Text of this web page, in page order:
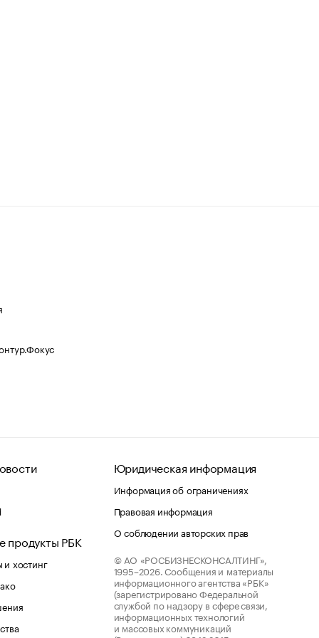
продукты РБК
хостинг
Юридическая информация
Информация об ограничениях
Правовая информация
О соблюдении авторских прав
© АО «РОСБИЗНЕСКОНСАЛТИНГ»,
1995–2026. Сообщения и материалы
информационного агентства «РБК»
(зарегистрировано Федеральной
службой по надзору в сфере связи,
информационных технологий
и массовых коммуникаций